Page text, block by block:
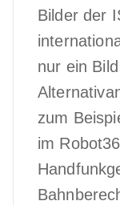
Bilder der
nur ein
zum
im